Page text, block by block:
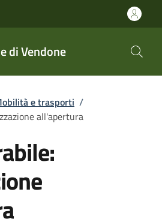
di Vendone
e trasporti /
all'apertura